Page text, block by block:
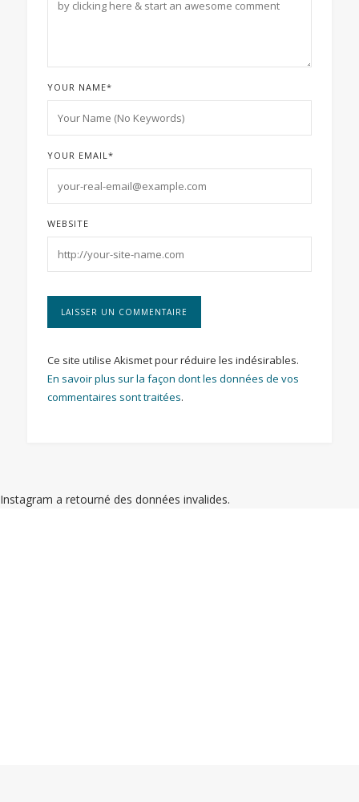
YOUR NAME*
YOUR EMAIL *
WEBSITE
Ce site utilise Akismet pour réduire les indésirables.
En savoir plus sur la façon dont les données de vos
commentaires sont traitées.
Instagram a retourné des données invalides.